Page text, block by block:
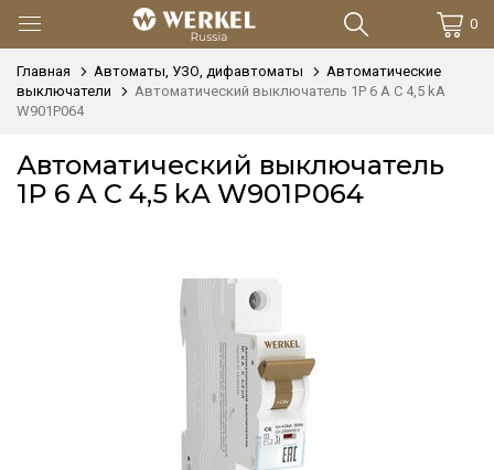
0
Главная Автоматы, УЗО, дифавтоматы
Автоматические
выключатели
Автоматический выключатель 1P 6 A C 4,5 kА
W901P064
Автоматический выключатель
1P 6 A C 4,5 kА W901P064